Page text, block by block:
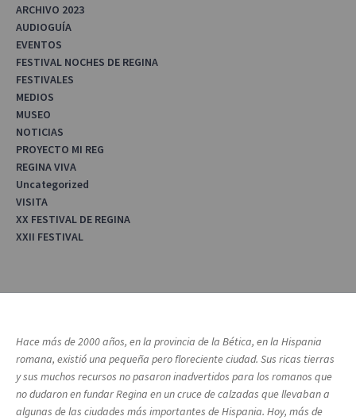
ARCHIVO 2023
AUDIOGUÍA
EVENTOS
FESTIVAL NOCHES DE REGINA
FESTIVALES
MEDIOS
MUSEO
NOTICIAS
PROYECTO MI REG
REGINA VIVA
Uncategorized
VISITA
XX FESTIVAL DE REGINA
XXII FESTIVAL
Hace más de 2000 años, en la provincia de la Bética, en la Hispania
romana, existió una pequeña pero floreciente ciudad. Sus ricas tierras
y sus muchos recursos no pasaron inadvertidos para los romanos que
no dudaron en fundar Regina en un cruce de calzadas que llevaban a
algunas de las ciudades más importantes de Hispania. Hoy, más de